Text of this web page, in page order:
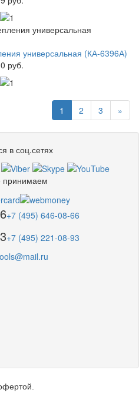
универсальная (КА-6396А)
руб.
1 2 3 »
в соц.сетях
принимаем
+7 (495) 646-08-66
+7 (495) 221-08-93